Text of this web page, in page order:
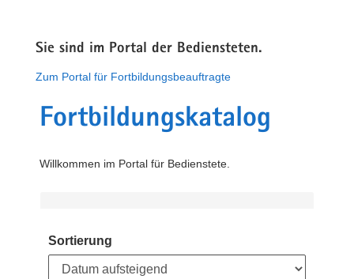
Sie sind im Portal der Bediensteten.
Zum Portal für Fortbildungsbeauftragte
Fortbildungskatalog
Willkommen im Portal für Bedienstete.
Sortierung